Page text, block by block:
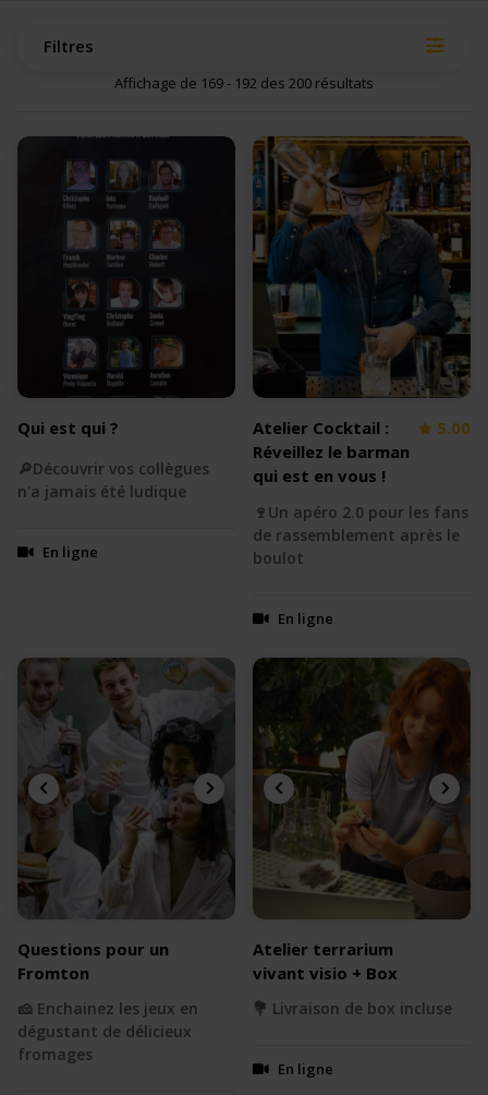
Filtres
Affichage de 169 - 192 des 200 résultats
Qui est qui ?
🔎Découvrir vos collègues
n'a jamais été ludique
En ligne
Atelier Cocktail :
Réveillez le barman
qui est en vous !
5.00
🍷Un apéro 2.0 pour les fans
de rassemblement après le
boulot
En ligne
Questions pour un
Fromton
🧀 Enchainez les jeux en
dégustant de délicieux
fromages
Atelier terrarium
vivant visio + Box
💐 Livraison de box incluse
En ligne